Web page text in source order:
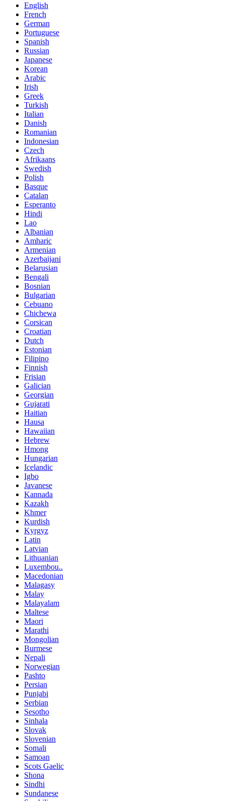
English
French
German
Portuguese
Spanish
Russian
Japanese
Korean
Arabic
Irish
Greek
Turkish
Italian
Danish
Romanian
Indonesian
Czech
Afrikaans
Swedish
Polish
Basque
Catalan
Esperanto
Hindi
Lao
Albanian
Amharic
Armenian
Azerbaijani
Belarusian
Bengali
Bosnian
Bulgarian
Cebuano
Chichewa
Corsican
Croatian
Dutch
Estonian
Filipino
Finnish
Frisian
Galician
Georgian
Gujarati
Haitian
Hausa
Hawaiian
Hebrew
Hmong
Hungarian
Icelandic
Igbo
Javanese
Kannada
Kazakh
Khmer
Kurdish
Kyrgyz
Latin
Latvian
Lithuanian
Luxembou..
Macedonian
Malagasy
Malay
Malayalam
Maltese
Maori
Marathi
Mongolian
Burmese
Nepali
Norwegian
Pashto
Persian
Punjabi
Serbian
Sesotho
Sinhala
Slovak
Slovenian
Somali
Samoan
Scots Gaelic
Shona
Sindhi
Sundanese